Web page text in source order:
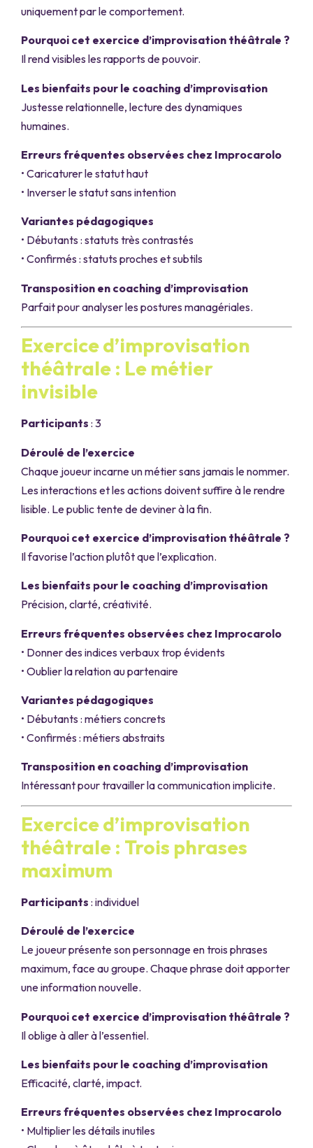
uniquement par le comportement.
Pourquoi cet exercice d’improvisation théâtrale ?
Il rend visibles les rapports de pouvoir.
Les bienfaits pour le coaching d’improvisation
Justesse relationnelle, lecture des dynamiques
humaines.
Erreurs fréquentes observées chez Improcarolo
• Caricaturer le statut haut
• Inverser le statut sans intention
Variantes pédagogiques
• Débutants : statuts très contrastés
• Confirmés : statuts proches et subtils
Transposition en coaching d’improvisation
Parfait pour analyser les postures managériales.
Exercice d’improvisation
théâtrale : Le métier
invisible
Participants : 3
Déroulé de l’exercice
Chaque joueur incarne un métier sans jamais le nommer.
Les interactions et les actions doivent suffire à le rendre
lisible. Le public tente de deviner à la fin.
Pourquoi cet exercice d’improvisation théâtrale ?
Il favorise l’action plutôt que l’explication.
Les bienfaits pour le coaching d’improvisation
Précision, clarté, créativité.
Erreurs fréquentes observées chez Improcarolo
• Donner des indices verbaux trop évidents
• Oublier la relation au partenaire
Variantes pédagogiques
• Débutants : métiers concrets
• Confirmés : métiers abstraits
Transposition en coaching d’improvisation
Intéressant pour travailler la communication implicite.
Exercice d’improvisation
théâtrale : Trois phrases
maximum
Participants : individuel
Déroulé de l’exercice
Le joueur présente son personnage en trois phrases
maximum, face au groupe. Chaque phrase doit apporter
une information nouvelle.
Pourquoi cet exercice d’improvisation théâtrale ?
Il oblige à aller à l’essentiel.
Les bienfaits pour le coaching d’improvisation
Efficacité, clarté, impact.
Erreurs fréquentes observées chez Improcarolo
• Multiplier les détails inutiles